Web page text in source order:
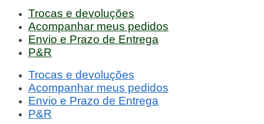
Trocas e devoluções
Acompanhar meus pedidos
Envio e Prazo de Entrega
P&R
Trocas e devoluções
Acompanhar meus pedidos
Envio e Prazo de Entrega
P&R